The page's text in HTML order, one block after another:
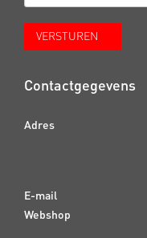
Contactgegevens
Adres
E-mail
Webshop